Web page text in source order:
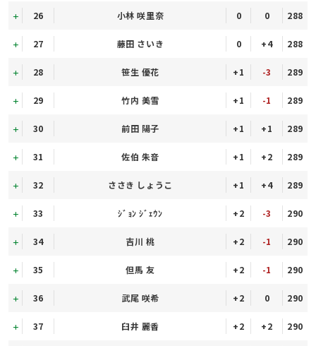
26 小林 咲里奈 0 0 288
27 藤田 さいき 0 +4 288
28 笹生 優花 +1 -3 289
29 竹内 美雪 +1 -1 289
30 前田 陽子 +1 +1 289
31 佐伯 朱音 +1 +2 289
32 ささき しょうこ +1 +4 289
33 ｼﾞｮﾝ ｼﾞｪｳﾝ +2 -3 290
34 吉川 桃 +2 -1 290
35 但馬 友 +2 -1 290
36 武尾 咲希 +2 0 290
37 臼井 麗香 +2 +2 290